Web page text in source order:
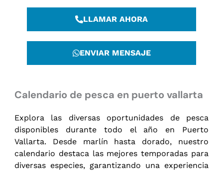
LLAMAR AHORA
ENVIAR MENSAJE
Calendario de pesca en puerto vallarta
Explora las diversas oportunidades de pesca
disponibles durante todo el año en Puerto
Vallarta. Desde marlín hasta dorado, nuestro
calendario destaca las mejores temporadas para
diversas especies, garantizando una experiencia